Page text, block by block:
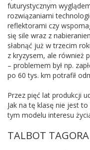
futurystycznym
rozwiązaniami
reflektorami czy
się sile wraz z
słabnąć już w trzecim
z kryzysem, ale również
– problemem był np.
po 60 tys. km potrafił
Przez pięć lat produkcji
Jak na tę klasę nie jest
tym modelu interesu
TALBOT TAGORA